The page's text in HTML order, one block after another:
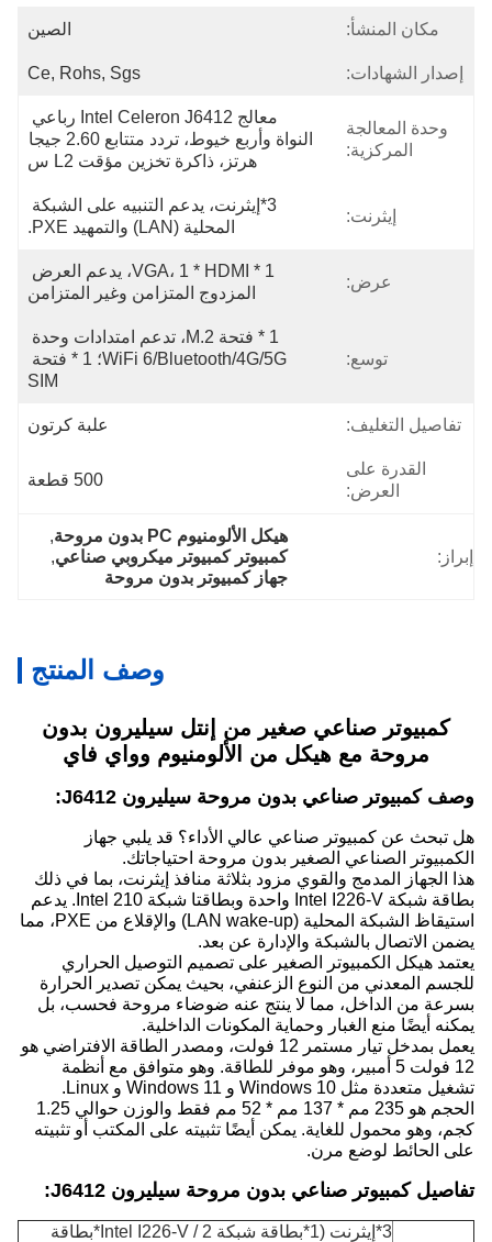
مكان المنشأ: الصين
إصدار الشهادات: Ce, Rohs, Sgs
وحدة المعالجة
المركزية:
النواة وأربع خيوط، تردد متتابع 2.60 جيجا
هرتز، ذاكرة تخزين مؤقت L2 س
إيثرنت:
3*إيثرنت، يدعم التنبيه على الشبكة
المحلية (LAN) والتمهيد PXE.
عرض:
المزدوج المتزامن وغير المتزامن
توسع:
1 * فتحة M.2، تدعم امتدادات وحدة
WiFi 6/Bluetooth/4G/5G؛ 1 * فتحة
SIM
تفاصيل التغليف: علبة كرتون
القدرة على
العرض:
500 قطعة
إبراز:
هيكل الألومنيوم PC بدون مروحة
,
كمبيوتر كمبيوتر ميكروبي صناعي ,
جهاز كمبيوتر بدون مروحة
وصف المنتج
كمبيوتر صناعي صغير من إنتل سيليرون بدون
مروحة مع هيكل من الألومنيوم وواي فاي
وصف كمبيوتر صناعي بدون مروحة سيليرون J6412:
هل تبحث عن كمبيوتر صناعي عالي الأداء؟ قد يلبي جهاز
الكمبيوتر الصناعي الصغير بدون مروحة احتياجاتك.
هذا الجهاز المدمج والقوي مزود بثلاثة منافذ إيثرنت، بما في ذلك
بطاقة شبكة Intel I226-V واحدة وبطاقتا شبكة Intel 210. يدعم
استيقاظ الشبكة المحلية (LAN wake-up) والإقلاع من PXE، مما
يضمن الاتصال بالشبكة والإدارة عن بعد.
يعتمد هيكل الكمبيوتر الصغير على تصميم التوصيل الحراري
للجسم المعدني من النوع الزعنفي، بحيث يمكن تصدير الحرارة
بسرعة من الداخل، مما لا ينتج عنه ضوضاء مروحة فحسب، بل
يمكنه أيضًا منع الغبار وحماية المكونات الداخلية.
يعمل بمدخل تيار مستمر 12 فولت، ومصدر الطاقة الافتراضي هو
12 فولت 5 أمبير، وهو موفر للطاقة. وهو متوافق مع أنظمة
تشغيل متعددة مثل Windows 10 و Windows 11 و Linux.
الحجم هو 235 مم * 137 مم * 52 مم فقط والوزن حوالي 1.25
كجم، وهو محمول للغاية. يمكن أيضًا تثبيته على المكتب أو تثبيته
على الحائط لوضع مرن.
تفاصيل كمبيوتر صناعي بدون مروحة سيليرون J6412:
3*إيثرنت (1*بطاقة شبكة Intel I226-V / 2*بطاقة